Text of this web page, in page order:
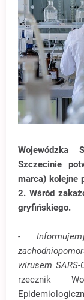
Wojewódzka
Szczecinie
marca) kolejne
2. Wśród
gryfińskiego.
-
wirusem SARS-
rzecznik